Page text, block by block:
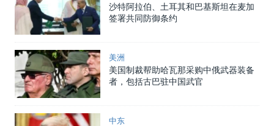
沙特阿拉伯、土耳其和巴基斯坦在麦加
签署共同防御条约
美洲
美国制裁帮助哈瓦那采购中俄武器装备
者，包括古巴驻中国武官
中东